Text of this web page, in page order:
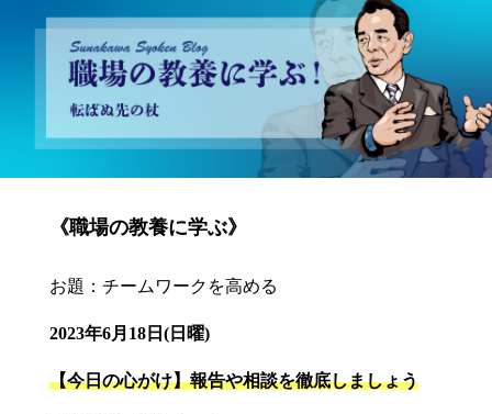
砂川昇建会長ブログ 職場の教養に学ぶ！～転ばぬ先の杖～
《職場の教養に学ぶ》
お題：チームワークを高める
2023年6月18日(日曜)
【今日の心がけ】報告や相談を徹底しましょう